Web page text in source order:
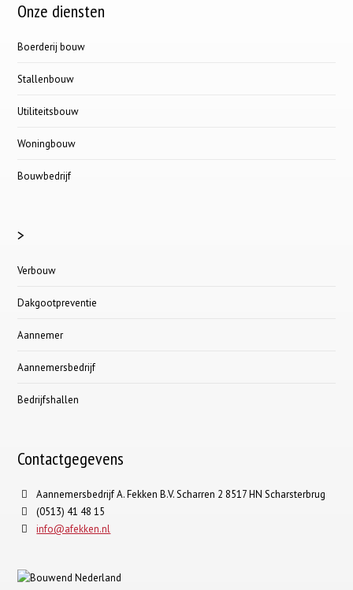
Onze diensten
Boerderij bouw
Stallenbouw
Utiliteitsbouw
Woningbouw
Bouwbedrijf
>
Verbouw
Dakgootpreventie
Aannemer
Aannemersbedrijf
Bedrijfshallen
Contactgegevens
Aannemersbedrijf A. Fekken B.V. Scharren 2 8517 HN Scharsterbrug
(0513) 41 48 15
info@afekken.nl